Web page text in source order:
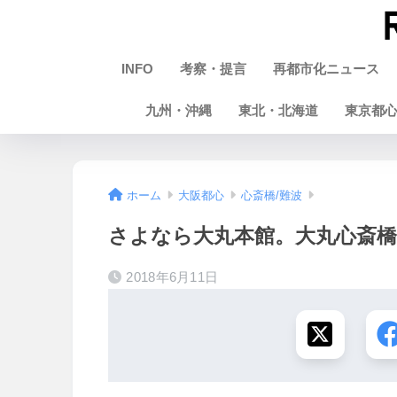
INFO 考察・提言 再都市化ニュース
九州・沖縄 東北・北海道 東京都心
ホーム 大阪都心 心斎橋/難波
さよなら大丸本館。大丸心斎
2018年6月11日